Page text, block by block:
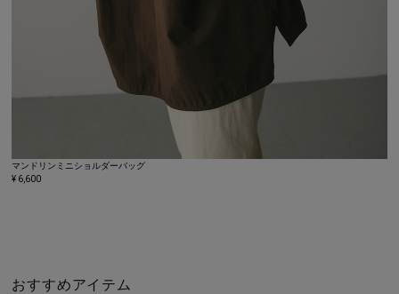
マンドリンミニショルダーバッグ
¥ 6,600
おすすめアイテム